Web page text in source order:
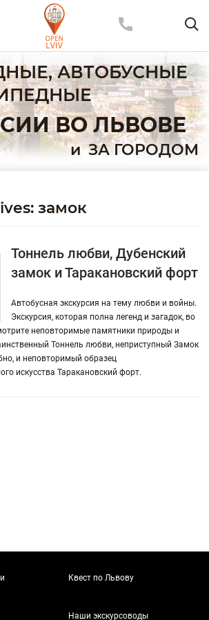
АВТОБУСНЫЕ
ВО ЛЬВОВЕ
иЗА ГОРОДОМ
замок
Тоннель любви, Дубенский
замок и Таракановский форт
Автобусная экскурсия на тему любви и войны.
Экскурсия, которая полна легенд и загадок, во
неповторимые памятники природы и
Тоннель любви, неприступный Замок
и неповторимый образец
искусства Таракановский форт.
Квест по Львову
Наши экскурсоводы